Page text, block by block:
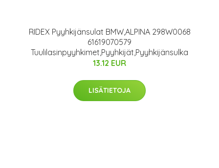
RIDEX Pyyhkijänsulat BMW,ALPINA 298W0068
61619070579
Tuulilasinpyyhkimet,Pyyhkijät,Pyyhkijänsulka
13.12 EUR
LISÄTIETOJA